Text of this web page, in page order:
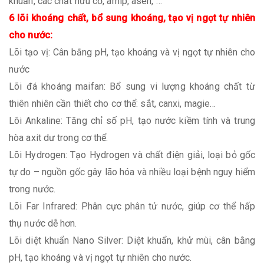
6 lõi khoáng chất, bổ sung khoáng, tạo vị ngọt tự nhiên
cho nước:
Lõi tạo vị: Cân bằng pH, tạo khoáng và vị ngọt tự nhiên cho
nước
Lõi đá khoáng maifan: Bổ sung vi lượng khoáng chất từ
thiên nhiên cần thiết cho cơ thể: sắt, canxi, magie…
Lõi Ankaline: Tăng chỉ số pH, tạo nước kiềm tính và trung
hòa axit dư trong cơ thể.
Lõi Hydrogen: Tạo Hydrogen và chất điện giải, loại bỏ gốc
tự do – nguồn gốc gây lão hóa và nhiều loại bệnh nguy hiểm
trong nước.
Lõi Far Infrared: Phân cực phân tử nước, giúp cơ thể hấp
thụ nước dễ hơn.
Lõi diệt khuẩn Nano Silver: Diệt khuẩn, khử mùi, cân bằng
pH, tạo khoáng và vị ngọt tự nhiên cho nước.